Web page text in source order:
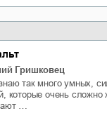
Гришковец
так много умных,
которые очень сложно
…